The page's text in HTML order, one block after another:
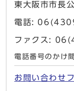
東大阪市市長
電話:
ファクス:
電話番号のかけ
お問い合わせ